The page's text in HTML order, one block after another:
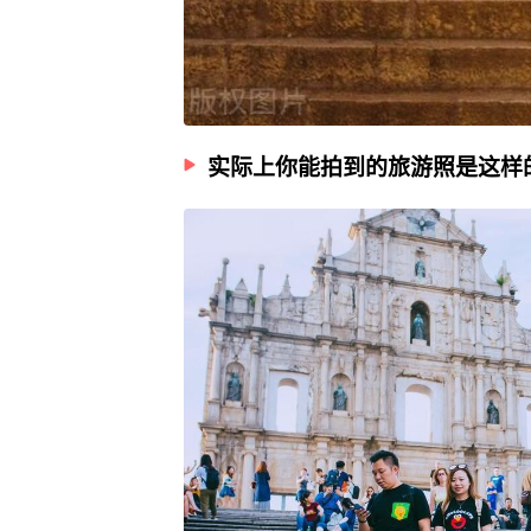
实际上你能拍到的旅游照是这样